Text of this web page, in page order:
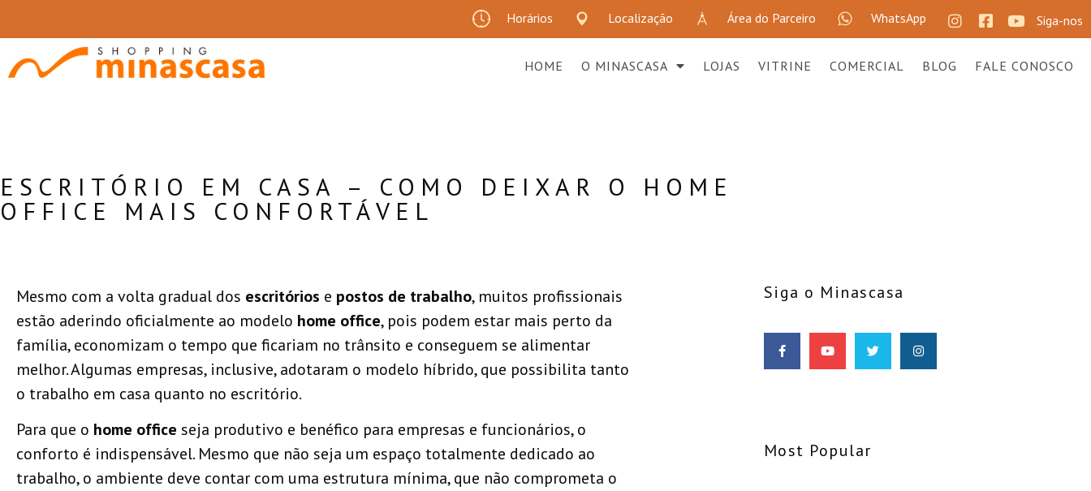
Horários Localização Área do Parceiro WhatsApp Siga-nos
HOME O MINASCASA LOJAS VITRINE COMERCIAL BLOG FALE CONOSCO
ESCRITÓRIO EM CASA – COMO DEIXAR O HOME
OFFICE MAIS CONFORTÁVEL
Mesmo com a volta gradual dos escritórios e postos de trabalho, muitos profissionais
estão aderindo oficialmente ao modelo home office, pois podem estar mais perto da
família, economizam o tempo que ficariam no trânsito e conseguem se alimentar
melhor. Algumas empresas, inclusive, adotaram o modelo híbrido, que possibilita tanto
o trabalho em casa quanto no escritório.
Para que o home office seja produtivo e benéfico para empresas e funcionários, o
conforto é indispensável. Mesmo que não seja um espaço totalmente dedicado ao
trabalho, o ambiente deve contar com uma estrutura mínima, que não comprometa o
Siga o Minascasa
Most Popular